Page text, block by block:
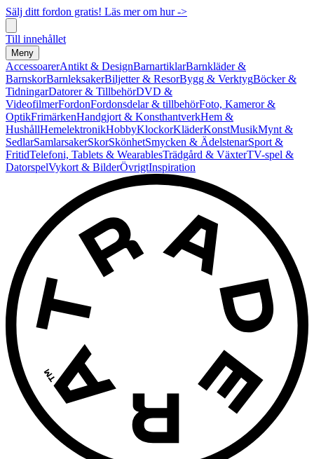
Sälj ditt fordon gratis! Läs mer om hur ->
Till innehållet
Meny
AccessoarerAntikt & DesignBarnartiklarBarnkläder &
BarnskorBarnleksakerBiljetter & ResorBygg & VerktygBöcker &
TidningarDatorer & TillbehörDVD &
VideofilmerFordonFordonsdelar & tillbehörFoto, Kameror &
OptikFrimärkenHandgjort & KonsthantverkHem &
HushållHemelektronikHobbyKlockorKläderKonstMusikMynt &
SedlarSamlarsakerSkorSkönhetSmycken & ÄdelstenarSport &
FritidTelefoni, Tablets & WearablesTrädgård & VäxterTV-spel &
DatorspelVykort & BilderÖvrigtInspiration